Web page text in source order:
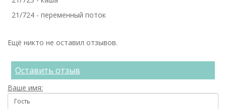
21/724 - переменный поток
Ещё никто не оставил отзывов.
Оставить отзыв
Ваше имя: